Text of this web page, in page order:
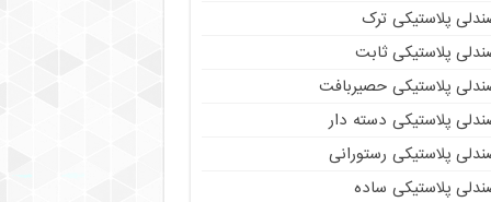
پلاستیکی ترک
پلاستیکی ثابت
پلاستیکی حصیربافت
پلاستیکی دسته دار
پلاستیکی رستورانی
پلاستیکی ساده